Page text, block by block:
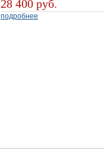
28 400 руб.
подробнее